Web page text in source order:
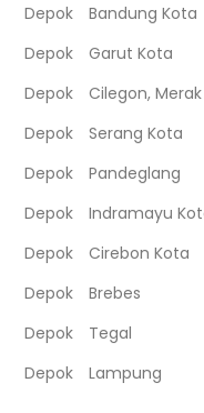
Depok
Bandung Kota
Depok
Garut Kota
Depok
Cilegon, Merak
Depok
Serang Kota
Depok
Pandeglang
Depok
Indramayu
Depok
Cirebon Kota
Depok
Brebes
Depok
Tegal
Depok
Lampung